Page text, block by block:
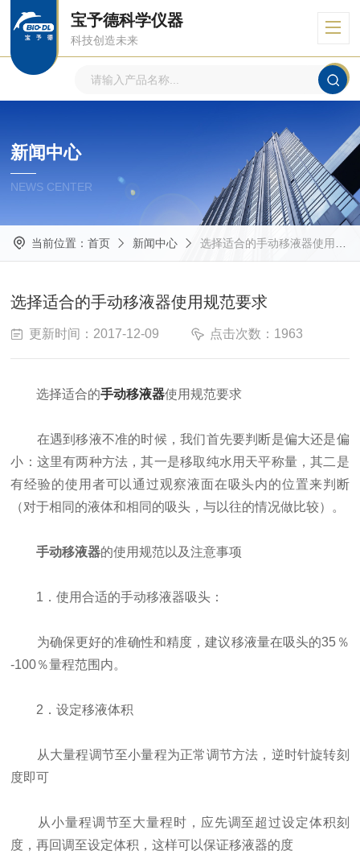
宝予德科学仪器
科技创造未来
新闻中心
NEWS CENTER
当前位置： 首页 新闻中心 选择适合的手动移液器使用规范要求
选择适合的手动移液器使用规范要求
更新时间：2017-12-09 点击次数：1963
选择适合的手动移液器使用规范要求
在遇到移液不准的时候，我们首先要判断是偏大还是偏
小：这里有两种方法，其一是移取纯水用天平称量，其二是
有经验的使用者可以通过观察液面在吸头内的位置来判断
（对于相同的液体和相同的吸头，与以往的情况做比较）。
手动移液器的使用规范以及注意事项
1．使用合适的手动移液器吸头：
为确保更好的准确性和精度，建议移液量在吸头的35％
-100％量程范围内。
2．设定移液体积
从大量程调节至小量程为正常调节方法，逆时针旋转刻
度即可
从小量程调节至大量程时，应先调至超过设定体积刻
度，再回调至设定体积，这样可以保证移液器的度